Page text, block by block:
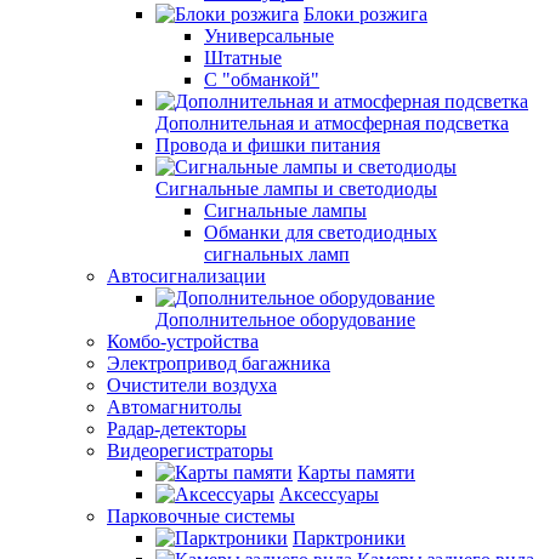
Блоки розжига
Универсальные
Штатные
С "обманкой"
Дополнительная и атмосферная подсветка
Провода и фишки питания
Cигнальные лампы и светодиоды
Сигнальные лампы
Обманки для светодиодных
сигнальных ламп
Автосигнализации
Дополнительное оборудование
Комбо-устройства
Электропривод багажника
Очистители воздуха
Автомагнитолы
Радар-детекторы
Видеорегистраторы
Карты памяти
Аксессуары
Парковочные системы
Парктроники